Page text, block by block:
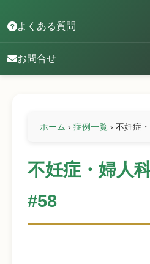
よくある質問
お問合せ
ホーム › 症例一覧 › 不妊症
不妊症・婦人
#58